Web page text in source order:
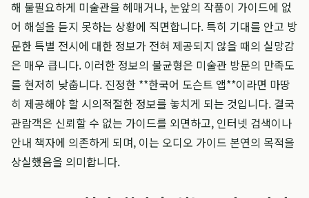
해 불필요하게 미술관을 헤매거나, 눈앞의 작품이 가이드에 없
어 해설을 듣지 못하는 상황에 직면합니다. 특히 기대를 안고 방
문한 특별 전시에 대한 정보가 전혀 제공되지 않을 때의 실망감
은 매우 큽니다. 이러한 정보의 불균형은 미술관 방문의 만족도
를 현저히 낮춥니다. 진정한 **한국어 도슨트 앱**이라면 마땅
히 제공해야 할 시의적절한 정보를 놓치게 되는 것입니다. 결국
관람객은 신뢰할 수 없는 가이드를 외면하고, 인터넷 검색이나
안내 책자에 의존하게 되며, 이는 오디오 가이드 본연의 목적을
상실했음을 의미합니다.